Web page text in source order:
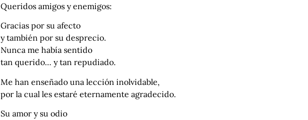
Queridos amigos y enemigos:
Gracias por su afecto
y también por su desprecio.
Nunca me había sentido
tan querido… y tan repudiado.
Me han enseñado una lección inolvidable,
por la cual les estaré eternamente agradecido.
Su amor y su odio